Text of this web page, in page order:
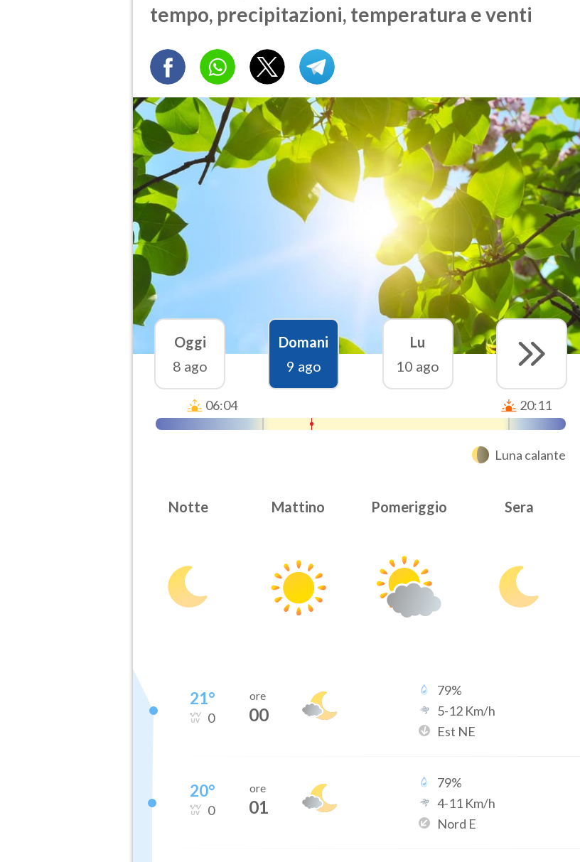
tempo, precipitazioni, temperatura e venti
Oggi
8 ago
Domani
9 ago
Lu
10 ago
06:04 20:11
Luna calante
Notte Mattino Pomeriggio Sera
21°
0
ore
00
79%
5-12 Km/h
Est NE
20°
0
ore
01
79%
4-11 Km/h
Nord E